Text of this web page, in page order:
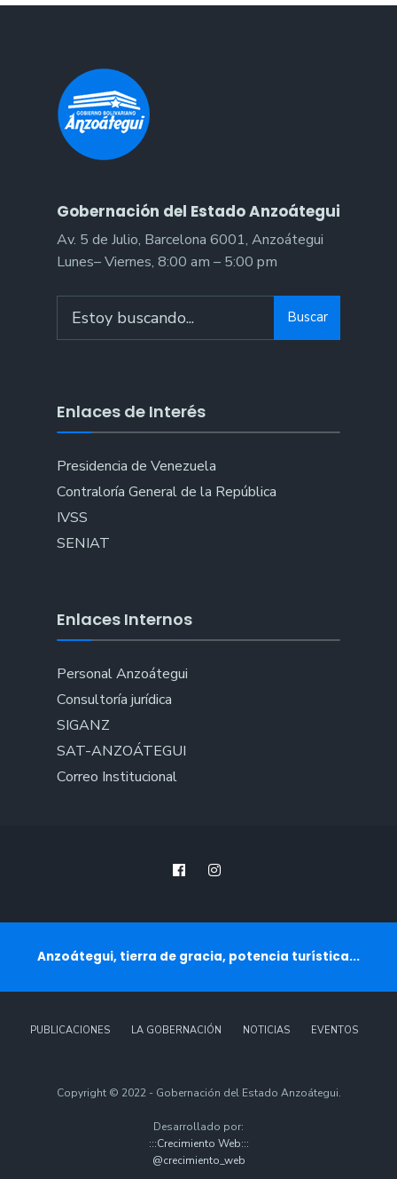
fiestas
San
Antonio
de
en
Gobernación del Estado Anzoátegui
Av. 5 de Julio, Barcelona 6001, Anzoátegui
Lunes– Viernes, 8:00 am – 5:00 pm
for:
Buscar
Enlaces de Interés
Presidencia de Venezuela
Contraloría General de la República
IVSS
SENIAT
Enlaces Internos
Personal Anzoátegui
Consultoría jurídica
SIGANZ
SAT-ANZOÁTEGUI
Correo Institucional
Anzoátegui, tierra de gracia, potencia turística...
PUBLICACIONES LA GOBERNACIÓN NOTICIAS EVENTOS
Copyright © 2022 - Gobernación del Estado Anzoátegui.
Desarrollado por:
:::Crecimiento Web:::
@crecimiento_web